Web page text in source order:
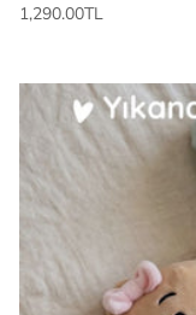
1,290.00TL